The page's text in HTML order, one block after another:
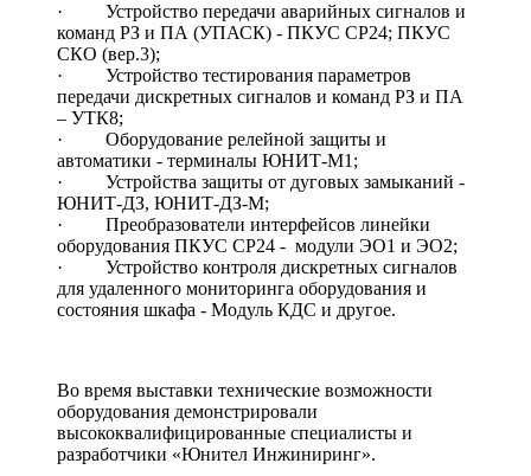
· Устройство передачи аварийных сигналов и
команд РЗ и ПА (УПАСК) - ПКУС СР24; ПКУС
СКО (вер.3);
· Устройство тестирования параметров
передачи дискретных сигналов и команд РЗ и ПА
– УТК8;
· Оборудование релейной защиты и
автоматики - терминалы ЮНИТ-М1;
· Устройства защиты от дуговых замыканий -
ЮНИТ-ДЗ, ЮНИТ-ДЗ-М;
· Преобразователи интерфейсов линейки
оборудования ПКУС СР24 - модули ЭО1 и ЭО2;
· Устройство контроля дискретных сигналов
для удаленного мониторинга оборудования и
состояния шкафа - Модуль КДС и другое.
Во время выставки технические возможности
оборудования демонстрировали
высококвалифицированные специалисты и
разработчики «Юнител Инжиниринг».